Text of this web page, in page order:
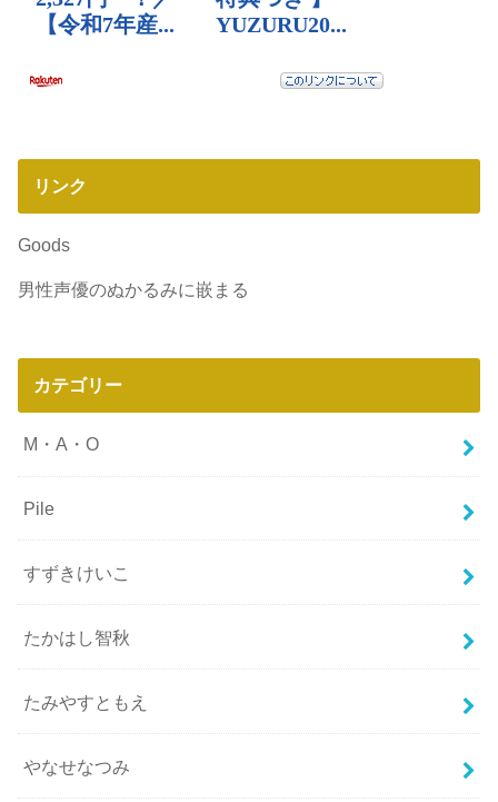
リンク
Goods
男性声優のぬかるみに嵌まる
カテゴリー
M・A・O
Pile
すずきけいこ
たかはし智秋
たみやすともえ
やなせなつみ